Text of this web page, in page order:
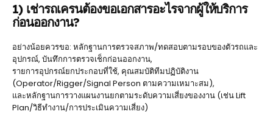
1) เช่ารถเครนต้องขอเอกสารอะไรจากผู้ให้บริการ
ก่อนออกงาน?
อย่างน้อยควรขอ: หลักฐานการตรวจสภาพ/ทดสอบตามรอบของตัวรถและ
อุปกรณ์, บันทึกการตรวจเช็กก่อนออกงาน,
รายการอุปกรณ์ยกประกอบที่ใช้, คุณสมบัติทีมปฏิบัติงาน
(Operator/Rigger/Signal Person ตามความเหมาะสม),
และหลักฐานการวางแผนงานยกตามระดับความเสี่ยงของงาน (เช่น Lift
Plan/วิธีทำงาน/การประเมินความเสี่ยง)